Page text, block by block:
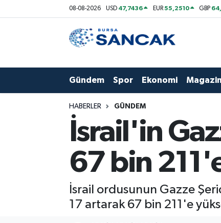
08-08-2026 USD 47,7436 EUR55,2510 GBP
Gündem Spor Ekonomi Magazin
HABERLER GÜNDEM
İsrail'in
67 bin
İsrail ordusunun Gazze
17 artarak 67 bin 211'e
Hava Durumu
Tüm Manşetler
Son Dakika Haberleri
Haber Arşivi